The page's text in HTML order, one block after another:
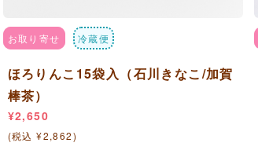
お取り寄せ 冷蔵便
ほろりんこ15袋入（石川きなこ/加賀
棒茶）
¥2,650
(税込 ¥2,862)